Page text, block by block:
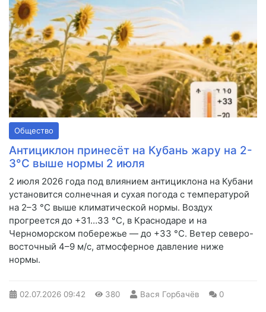
Общество
Антициклон принесёт на Кубань жару на 2-
3°С выше нормы 2 июля
2 июля 2026 года под влиянием антициклона на Кубани
установится солнечная и сухая погода с температурой
на 2–3 °C выше климатической нормы. Воздух
прогреется до +31…33 °C, в Краснодаре и на
Черноморском побережье — до +33 °C. Ветер северо-
восточный 4–9 м/с, атмосферное давление ниже
нормы.
02.07.2026 09:42 380 Вася Горбачёв 0